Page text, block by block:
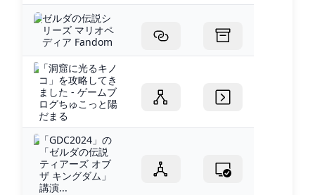
ゼルダの伝説シ
リーズ マリオペ
ディア Fandom
「洞窟に光るキノ
コ」を攻略してき
ました - ゲームブ
ログちゅこっと陽
だまる
「GDC2024」の
「ゼルダの伝説
ティアーズ オブ
ザ キングダム」
講演...